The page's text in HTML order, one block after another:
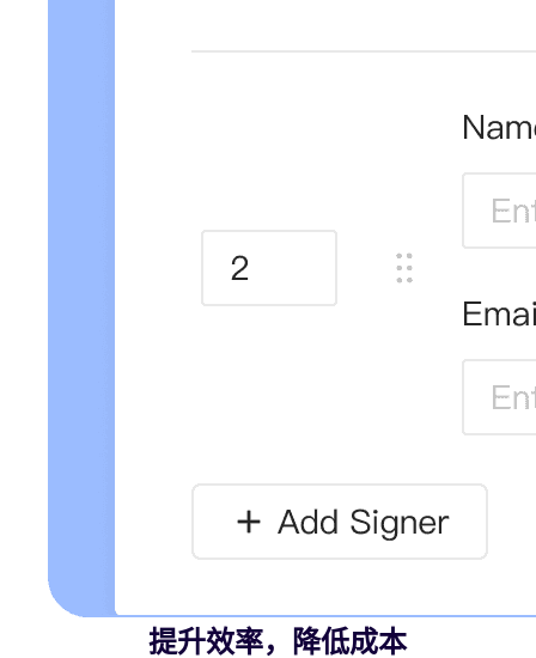
提升效率，降低成本